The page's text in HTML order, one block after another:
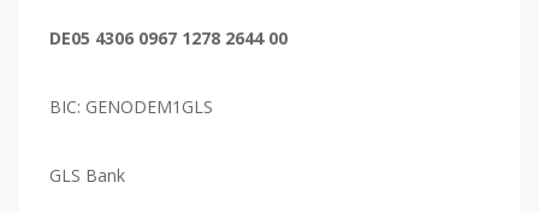
DE05 4306 0967 1278 2644 00
BIC: GENODEM1GLS
GLS Bank